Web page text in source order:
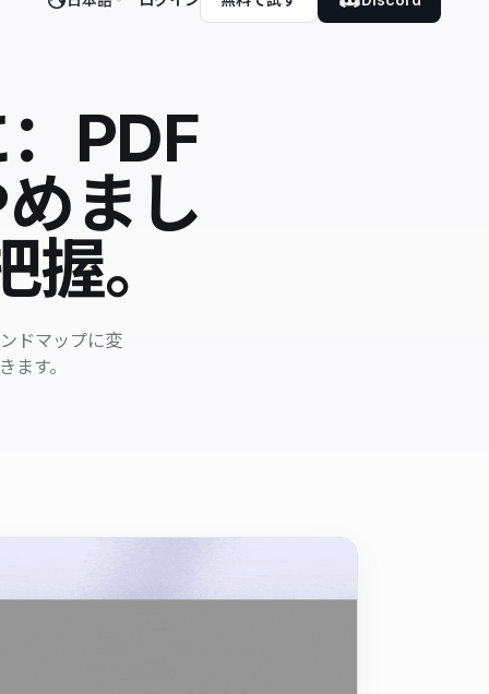
PDF
まし
。
ドマップに変
ます。